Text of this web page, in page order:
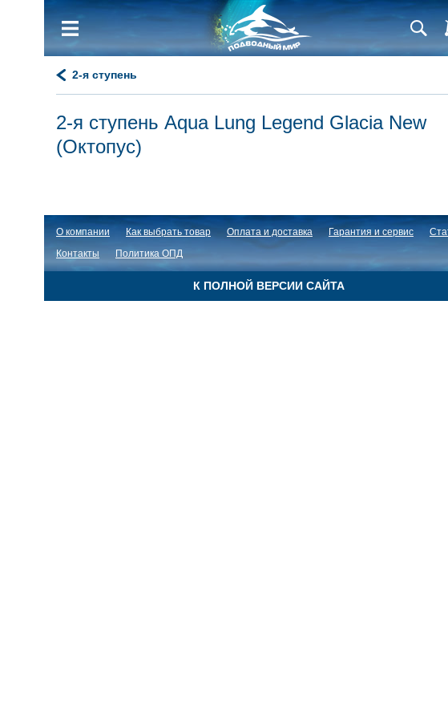
2-я ступень
2-я ступень Aqua Lung Legend Glacia New
(Октопус)
О компании Как выбрать товар Оплата и доставка Гарантия и сервис
Контакты
Политика ОПД
К ПОЛНОЙ ВЕРСИИ САЙТА